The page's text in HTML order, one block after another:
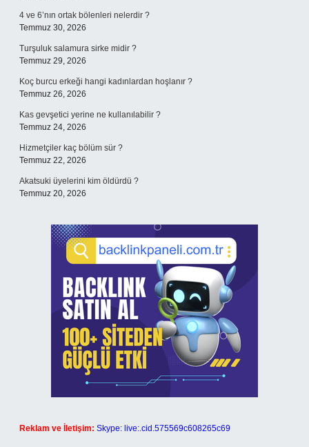
4 ve 6’nın ortak bölenleri nelerdir ?
Temmuz 30, 2026
Turşuluk salamura sirke midir ?
Temmuz 29, 2026
Koç burcu erkeği hangi kadınlardan hoşlanır ?
Temmuz 26, 2026
Kas gevşetici yerine ne kullanılabilir ?
Temmuz 24, 2026
Hizmetçiler kaç bölüm sür ?
Temmuz 22, 2026
Akatsuki üyelerini kim öldürdü ?
Temmuz 20, 2026
Reklam ve İletişim: Skype: live:.cid.575569c608265c69